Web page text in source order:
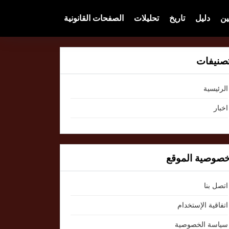
دليل تاريخ تحليلات الصفحات القانونية
الرئيسية
اخبار
الموقع
اتصل بنا
اتفاقية الإستخدام
سياسة الخصوصية